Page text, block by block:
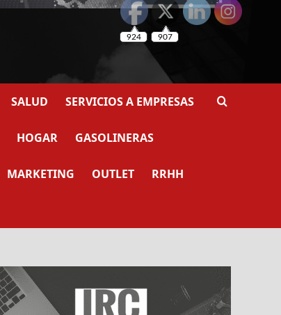
SALUD SERVICIOS A EMPRESAS
HOGAR GASOLINERAS
MARKETING OUTLET RRHH